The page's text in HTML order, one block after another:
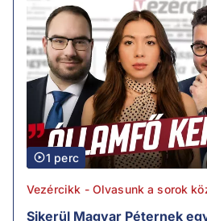
1 perc
Vezércikk - Olvasunk a sorok
Sikerül Magyar Péternek